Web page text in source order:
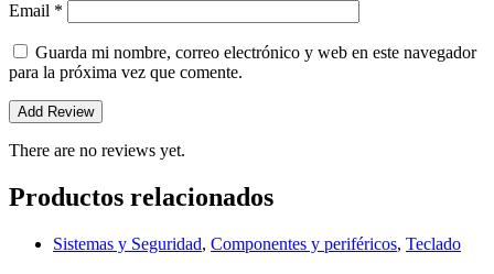
Email *
Guarda mi nombre, correo electrónico y web en este navegador
para la próxima vez que comente.
There are no reviews yet.
Productos relacionados
Sistemas y Seguridad, Componentes y periféricos, Teclado